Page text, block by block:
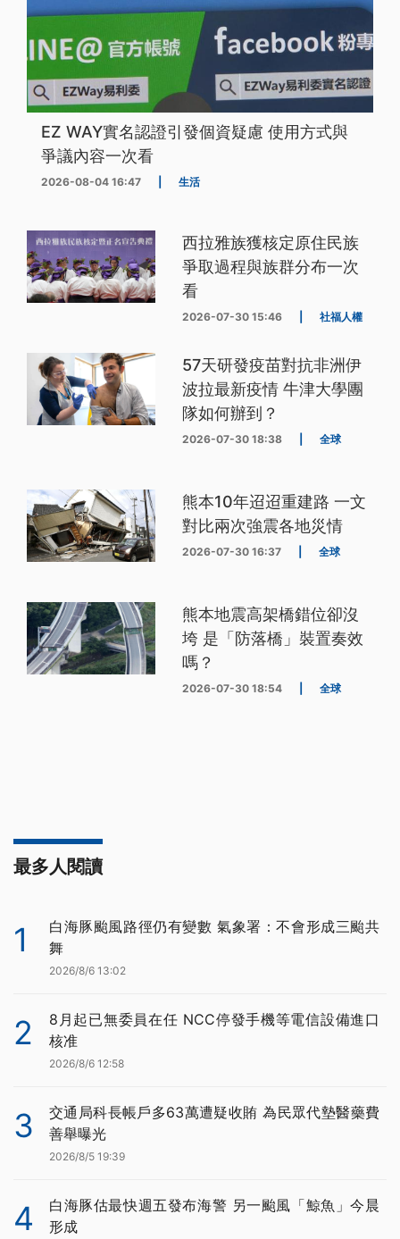
EZ WAY實名認證引發個資疑慮 使用方式與
爭議內容一次看
2026-08-04 16:47 生活
西拉雅族獲核定原住民族
爭取過程與族群分布一次
看
2026-07-30 15:46 社福人權
57天研發疫苗對抗非洲伊
波拉最新疫情 牛津大學團
隊如何辦到？
2026-07-30 18:38 全球
熊本10年迢迢重建路 一文
對比兩次強震各地災情
2026-07-30 16:37 全球
熊本地震高架橋錯位卻沒
垮 是「防落橋」裝置奏效
嗎？
2026-07-30 18:54 全球
最多人閱讀
1
白海豚颱風路徑仍有變數 氣象署：不會形成三颱共
舞
2026/8/6 13:02
2
8月起已無委員在任 NCC停發手機等電信設備進口
核准
2026/8/6 12:58
3
交通局科長帳戶多63萬遭疑收賄 為民眾代墊醫藥費
善舉曝光
2026/8/5 19:39
4
白海豚估最快週五發布海警 另一颱風「鯨魚」今晨
形成